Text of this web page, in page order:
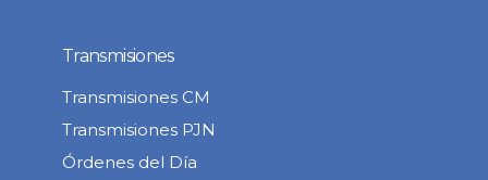
Transmisiones
Transmisiones CM
Transmisiones PJN
Órdenes del Día